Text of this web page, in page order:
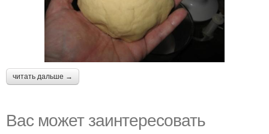
читать дальше →
Вас может заинтересовать